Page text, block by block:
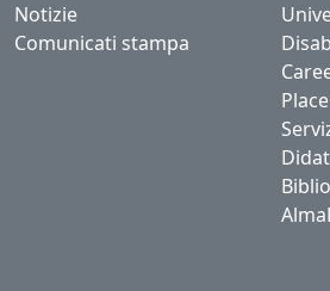
Notizie
Comunicati stampa